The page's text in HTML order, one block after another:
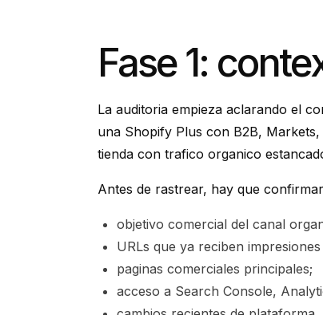
Fase 1:
La auditoria empieza aclarando el
una Shopify Plus con B2B,
tienda con trafico organico
Antes de rastrear, hay que
objetivo comercial del canal
URLs que ya reciben
paginas comerciales principales;
acceso a Search Console,